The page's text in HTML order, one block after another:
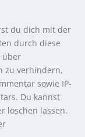
du dich mit der
durch diese
über
zu verhindern,
sowie IP-
Du kannst
löschen lassen.